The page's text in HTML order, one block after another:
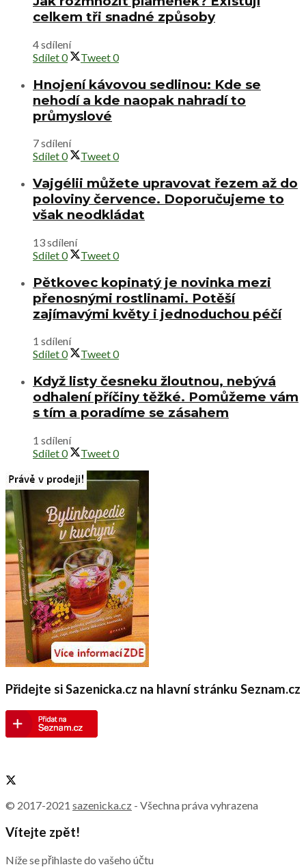
celkem tři snadné způsoby
4 sdílení
Sdílet0 Tweet0
Hnojení kávovou sedlinou: Kde se
nehodí a kde naopak nahradí to
průmyslové
7 sdílení
Sdílet0 Tweet0
Vajgélii můžete upravovat řezem až do
poloviny července. Doporučujeme to
však neodkládat
13 sdílení
Sdílet0 Tweet0
Pětkovec kopinatý je novinka mezi
přenosnými rostlinami. Potěší
zajímavými květy i jednoduchou péčí
1 sdílení
Sdílet0 Tweet0
Když listy česneku žloutnou, nebývá
odhalení příčiny těžké. Pomůžeme vám
s tím a poradíme se zásahem
1 sdílení
Sdílet0 Tweet0
Přidejte si Sazenicka.cz na hlavní stránku Seznam.cz
© 2017-2021 sazenicka.cz - Všechna práva vyhrazena
Vítejte zpět!
Níže se přihlaste do vašeho účtu